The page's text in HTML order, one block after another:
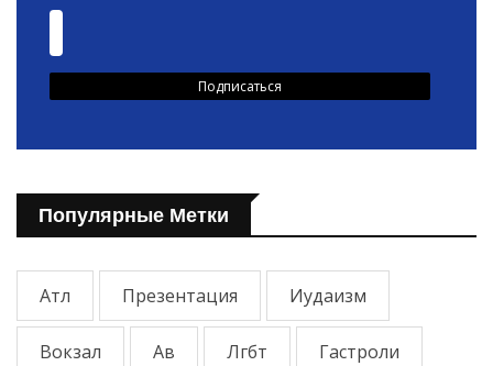
Популярные Метки
Атл Презентация Иудаизм
Вокзал Ав Лгбт Гастроли